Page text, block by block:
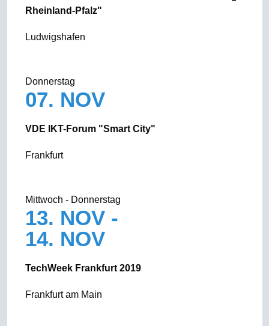
Rheinland-Pfalz"
Ludwigshafen
Donnerstag
07. NOV
VDE IKT-Forum "Smart City"
Frankfurt
Mittwoch - Donnerstag
13. NOV -
14. NOV
TechWeek Frankfurt 2019
Frankfurt am Main